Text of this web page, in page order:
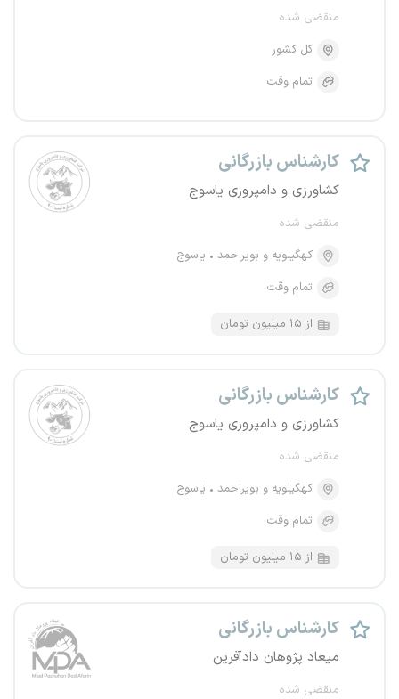
منقضی شده
کل کشور
تمام وقت
کارشناس بازرگانی
کشاورزی و دامپروری یاسوج
منقضی شده
کهگیلویه و بویراحمد
یاسوج
تمام وقت
از ۱۵ میلیون تومان
کارشناس بازرگانی
کشاورزی و دامپروری یاسوج
منقضی شده
کهگیلویه و بویراحمد
یاسوج
تمام وقت
از ۱۵ میلیون تومان
کارشناس بازرگانی
میعاد پژوهان دادآفرین
منقضی شده